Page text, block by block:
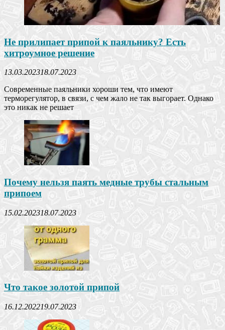
Не прилипает припой к паяльнику? Есть
хитроумное решение
13.03.202318.07.2023
Современные паяльники хороши тем, что имеют
терморегулятор, в связи, с чем жало не так выгорает. Однако
это никак не решает
Почему нельзя паять медные трубы стальным
припоем
15.02.202318.07.2023
Что такое золотой припой
16.12.202219.07.2023